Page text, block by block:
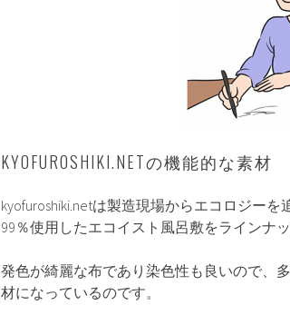
KYOFUROSHIKI.NETの機能的な素材
kyofuroshiki.netは製造現場からエコロジー
99％使用したエコイスト風呂敷をラインナ
発色が綺麗な布であり染色性も良いので、
材になっているのです。